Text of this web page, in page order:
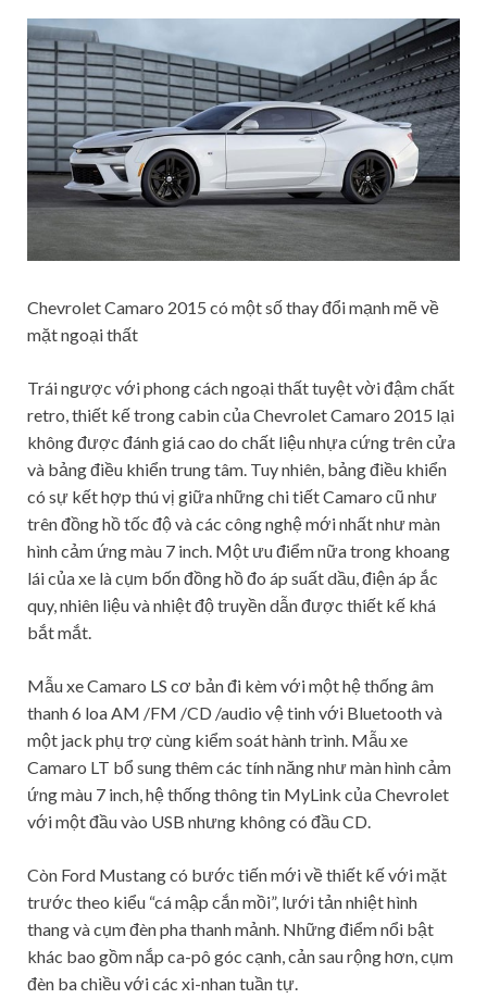
Chevrolet Camaro 2015 có một số thay đổi mạnh mẽ về
mặt ngoại thất
Trái ngược với phong cách ngoại thất tuyệt vời đậm chất
retro, thiết kế trong cabin của Chevrolet Camaro 2015 lại
không được đánh giá cao do chất liệu nhựa cứng trên cửa
và bảng điều khiển trung tâm. Tuy nhiên, bảng điều khiển
có sự kết hợp thú vị giữa những chi tiết Camaro cũ như
trên đồng hồ tốc độ và các công nghệ mới nhất như màn
hình cảm ứng màu 7 inch. Một ưu điểm nữa trong khoang
lái của xe là cụm bốn đồng hồ đo áp suất dầu, điện áp ắc
quy, nhiên liệu và nhiệt độ truyền dẫn được thiết kế khá
bắt mắt.
Mẫu xe Camaro LS cơ bản đi kèm với một hệ thống âm
thanh 6 loa AM /FM /CD /audio vệ tinh với Bluetooth và
một jack phụ trợ cùng kiểm soát hành trình. Mẫu xe
Camaro LT bổ sung thêm các tính năng như màn hình cảm
ứng màu 7 inch, hệ thống thông tin MyLink của Chevrolet
với một đầu vào USB nhưng không có đầu CD.
Còn Ford Mustang có bước tiến mới về thiết kế với mặt
trước theo kiểu “cá mập cắn mồi”, lưới tản nhiệt hình
thang và cụm đèn pha thanh mảnh. Những điểm nổi bật
khác bao gồm nắp ca-pô góc cạnh, cản sau rộng hơn, cụm
đèn ba chiều với các xi-nhan tuần tự.